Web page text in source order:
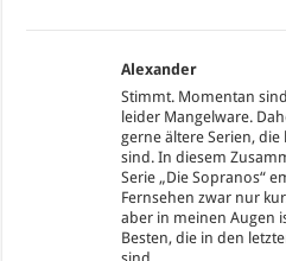
Alexander
Stimmt. Momentan
leider Mangelware.
gerne ältere Serien,
sind. In diesem
Serie „Die Sopranos“
Fernsehen zwar nur
aber in meinen Augen
Besten, die in den